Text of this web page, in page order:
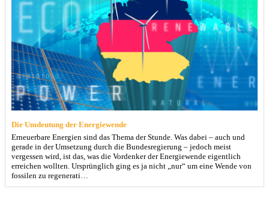
Die Umdeutung der Energiewende
Erneuerbare Energien sind das Thema der Stunde. Was dabei – auch und
gerade in der Umsetzung durch die Bundesregierung – jedoch meist
vergessen wird, ist das, was die Vordenker der Energiewende eigentlich
erreichen wollten. Ursprünglich ging es ja nicht „nur“ um eine Wende von
fossilen zu regenerati…